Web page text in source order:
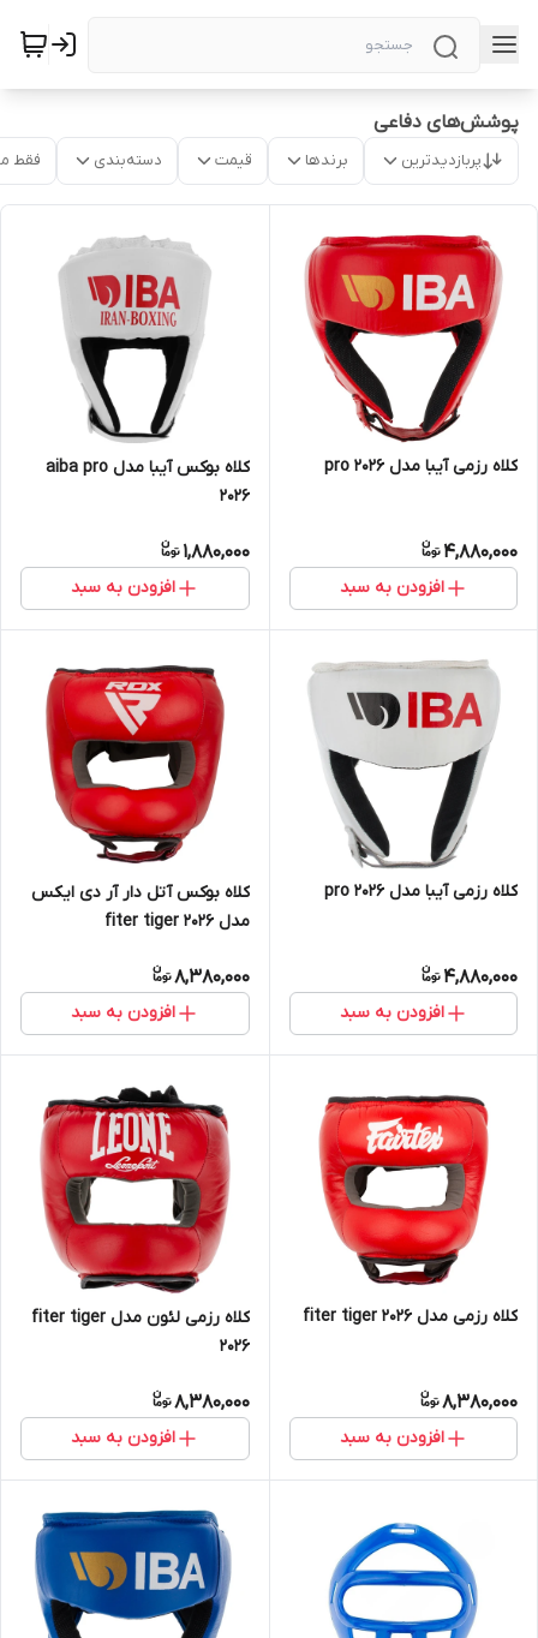
پوشش‌های دفاعی
پربازدیدترین برندها قیمت دسته‌بندی فقط
کلاه رزمی آیبا مدل pro 2026
4,880,000
افزودن به سبد
کلاه بوکس آیبا مدل aiba pro
2026
1,880,000
افزودن به سبد
کلاه رزمی آیبا مدل pro 2026
4,880,000
افزودن به سبد
کلاه بوکس آتل دار آر دی ایکس
مدل fiter tiger 2026
8,380,000
افزودن به سبد
کلاه رزمی مدل fiter tiger 2026
8,380,000
افزودن به سبد
کلاه رزمی لئون مدل fiter tiger
2026
8,380,000
افزودن به سبد